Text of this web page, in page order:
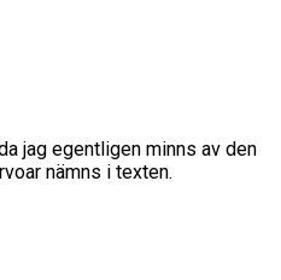
jag egentligen minns av den
nämns i texten.